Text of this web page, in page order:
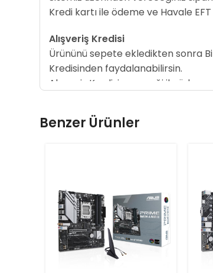
Kredi kartı ile ödeme ve Havale
Alışveriş Kredisi
Ürününü sepete ekledikten sonra
Kredisinden faydalanabilirsin.
Alışveriş Kredisi seçeneği ile öde,
Benzer Ürünler